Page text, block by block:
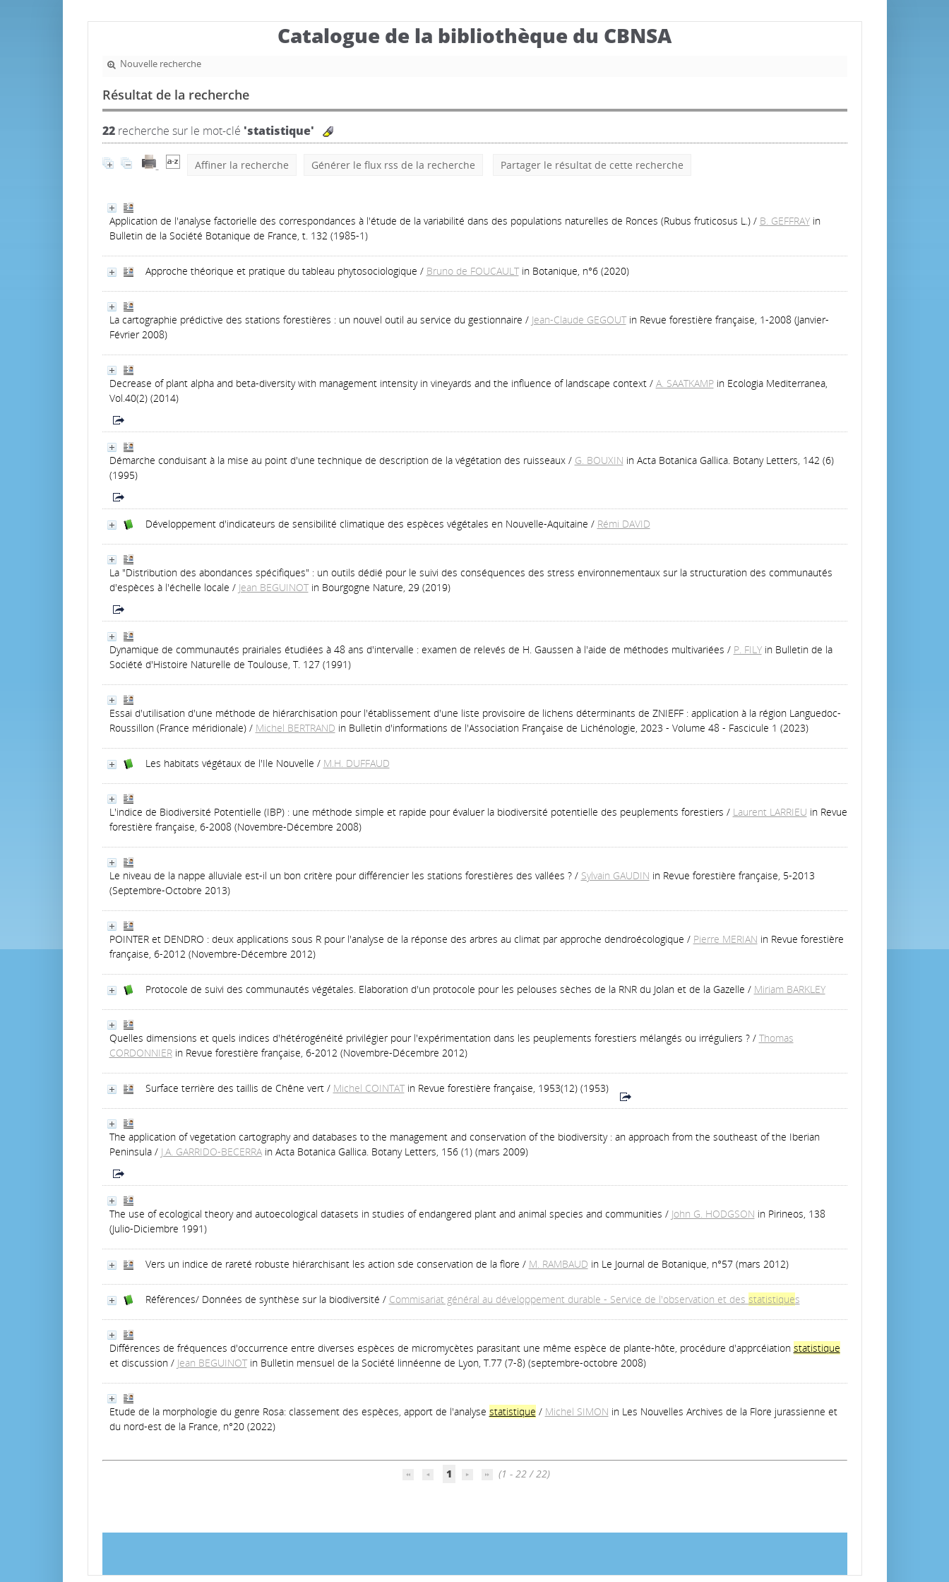
Catalogue de la bibliothèque du CBNSA
Nouvelle recherche
Résultat de la recherche
22recherche sur le mot-clé 'statistique'
Affiner la recherche Générer le flux rss de la recherche Partager le résultat de cette recherche
Application de l'analyse factorielle des correspondances à l'étude de la variabilité dans des populations naturelles de Ronces (Rubus fruticosus L.)/ B. GEFFRAY in
Bulletin de la Société Botanique de France, t. 132 (1985-1)
Approche théorique et pratique du tableau phytosociologique / Bruno de FOUCAULT in Botanique, n°6 (2020)
La cartographie prédictive des stations forestières : un nouvel outil au service du gestionnaire / Jean-Claude GEGOUT in Revue forestière française, 1-2008 (Janvier-
Février 2008)
Decrease of plant alpha and beta-diversity with management intensity in vineyards and the influence of landscape context/ A. SAATKAMP in Ecologia Mediterranea,
Vol.40(2) (2014)
Démarche conduisant à la mise au point d'une technique de description de la végétation des ruisseaux/ G. BOUXIN in Acta Botanica Gallica. Botany Letters, 142 (6)
(1995)
Développement d'indicateurs de sensibilité climatique des espèces végétales en Nouvelle-Aquitaine / Rémi DAVID
La "Distribution des abondances spécifiques" : un outils dédié pour le suivi des conséquences des stress environnementaux sur la structuration des communautés
d'espèces à l'échelle locale / Jean BEGUINOT in Bourgogne Nature, 29 (2019)
Dynamique de communautés prairiales étudiées à 48 ans d'intervalle : examen de relevés de H. Gaussen à l'aide de méthodes multivariées / P. FILY in Bulletin de la
Société d'Histoire Naturelle de Toulouse, T. 127 (1991)
Essai d'utilisation d'une méthode de hiérarchisation pour l'établissement d'une liste provisoire de lichens déterminants de ZNIEFF : application à la région Languedoc-
Roussillon (France méridionale)/ Michel BERTRAND in Bulletin d'informations de l'Association Française de Lichénologie, 2023 - Volume 48 - Fascicule 1 (2023)
Les habitats végétaux de l'Ile Nouvelle / M.H. DUFFAUD
L'indice de Biodiversité Potentielle (IBP) : une méthode simple et rapide pour évaluer la biodiversité potentielle des peuplements forestiers / Laurent LARRIEU in Revue
forestière française, 6-2008 (Novembre-Décembre 2008)
Le niveau de la nappe alluviale est-il un bon critère pour différencier les stations forestières des vallées ?/ Sylvain GAUDIN in Revue forestière française, 5-2013
(Septembre-Octobre 2013)
POINTER et DENDRO : deux applications sous R pour l'analyse de la réponse des arbres au climat par approche dendroécologique / Pierre MERIAN in Revue forestière
française, 6-2012 (Novembre-Décembre 2012)
Protocole de suivi des communautés végétales. Elaboration d'un protocole pour les pelouses sèches de la RNR du Jolan et de la Gazelle / Miriam BARKLEY
Quelles dimensions et quels indices d'hétérogénéité privilégier pour l'expérimentation dans les peuplements forestiers mélangés ou irréguliers ?/ Thomas
CORDONNIER in Revue forestière française, 6-2012 (Novembre-Décembre 2012)
Surface terrière des taillis de Chêne vert/ Michel COINTAT in Revue forestière française, 1953(12) (1953)
The application of vegetation cartography and databases to the management and conservation of the biodiversity : an approach from the southeast of the Iberian
Peninsula/ J.A. GARRIDO-BECERRA in Acta Botanica Gallica. Botany Letters, 156 (1) (mars 2009)
The use of ecological theory and autoecological datasets in studies of endangered plant and animal species and communities / John G. HODGSON in Pirineos, 138
(Julio-Diciembre 1991)
Vers un indice de rareté robuste hiérarchisant les action sde conservation de la flore / M. RAMBAUD in Le Journal de Botanique, n°57 (mars 2012)
Références/ Données de synthèse sur la biodiversité / Commisariat général au développement durable - Service de l'observation et des statistiques
Différences de fréquences d'occurrence entre diverses espèces de micromycètes parasitant une même espèce de plante-hôte, procédure d'apprcéiation statistique
et discussion/ Jean BEGUINOT in Bulletin mensuel de la Société linnéenne de Lyon, T.77 (7-8) (septembre-octobre 2008)
Etude de la morphologie du genre Rosa: classement des espèces, apport de l'analyse statistique / Michel SIMON in Les Nouvelles Archives de la Flore jurassienne et
du nord-est de la France, n°20 (2022)
1 (1 - 22 / 22)